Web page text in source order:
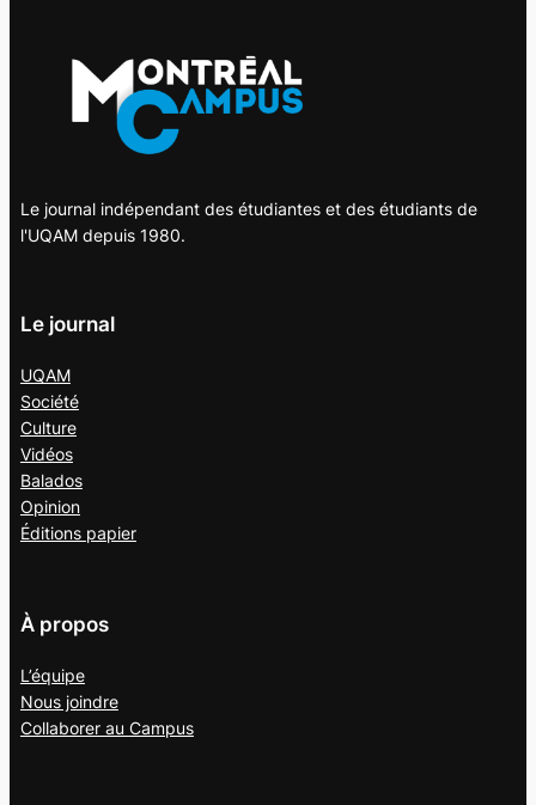
Le journal indépendant des étudiantes et des étudiants de
l'UQAM depuis 1980.
Le journal
UQAM
Société
Culture
Vidéos
Balados
Opinion
Éditions papier
À propos
L’équipe
Nous joindre
Collaborer au Campus